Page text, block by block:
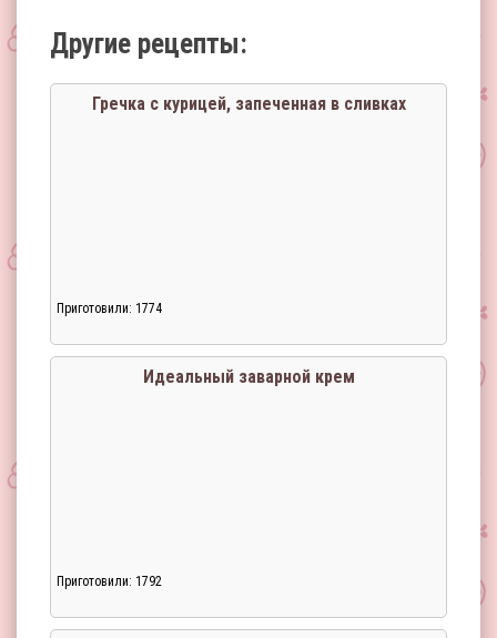
Другие рецепты:
Гречка с курицей, запеченная в сливках
Приготовили: 1774
Идеальный заварной крем
Приготовили: 1792